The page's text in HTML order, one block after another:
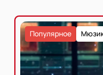
Популярное